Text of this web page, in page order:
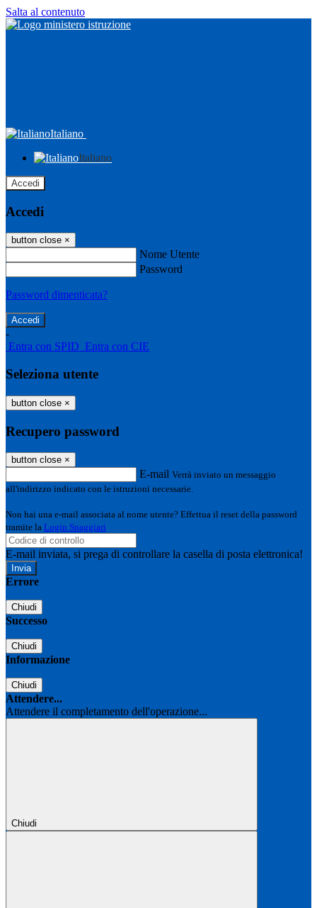
Salta al contenuto
Italiano
Italiano
Accedi
Accedi
button close ×
Nome Utente
Password
Password dimenticata?
-
Entra con SPID Entra con CIE
Seleziona utente
button close ×
Recupero password
button close ×
E-mail Verrà inviato un messaggio
all'indirizzo indicato con le istruzioni necessarie.
Non hai una e-mail associata al nome utente? Effettua il reset della password
tramite la Login Spaggiari
E-mail inviata, si prega di controllare la casella di posta elettronica!
Errore
Chiudi
Successo
Chiudi
Informazione
Chiudi
Attendere...
Attendere il completamento dell'operazione...
Chiudi